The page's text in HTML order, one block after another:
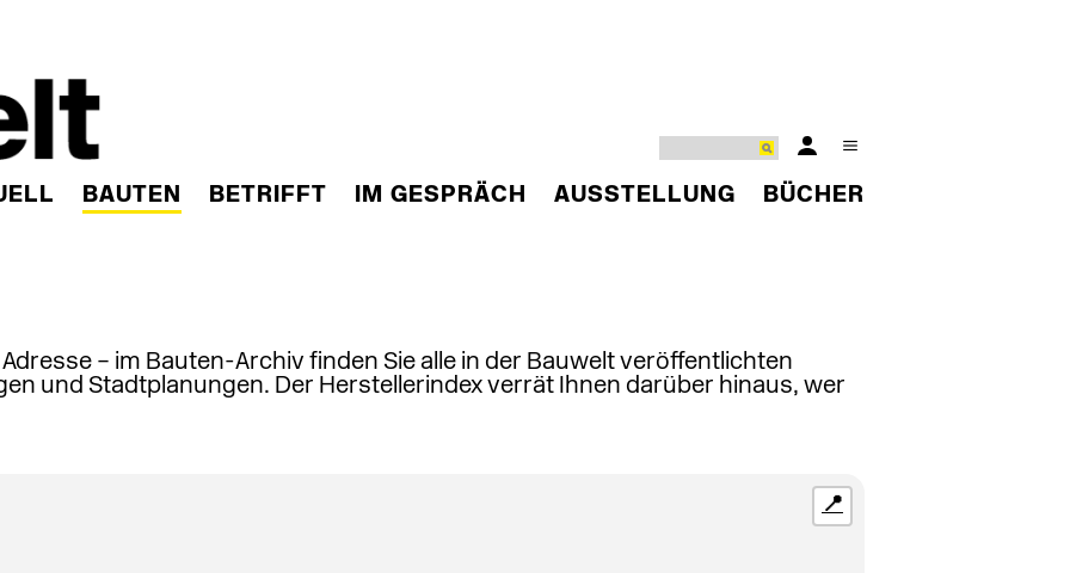
BAUTEN BETRIFFT IM GESPRÄCH AUSSTELLUNG BÜCHER
– im Bauten-Archiv finden Sie alle in der Bauwelt veröffentlichten
und Stadtplanungen. Der Herstellerindex verrät Ihnen darüber hinaus, wer
📍